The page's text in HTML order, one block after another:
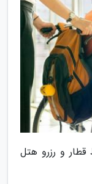
قطار و رزرو هتل